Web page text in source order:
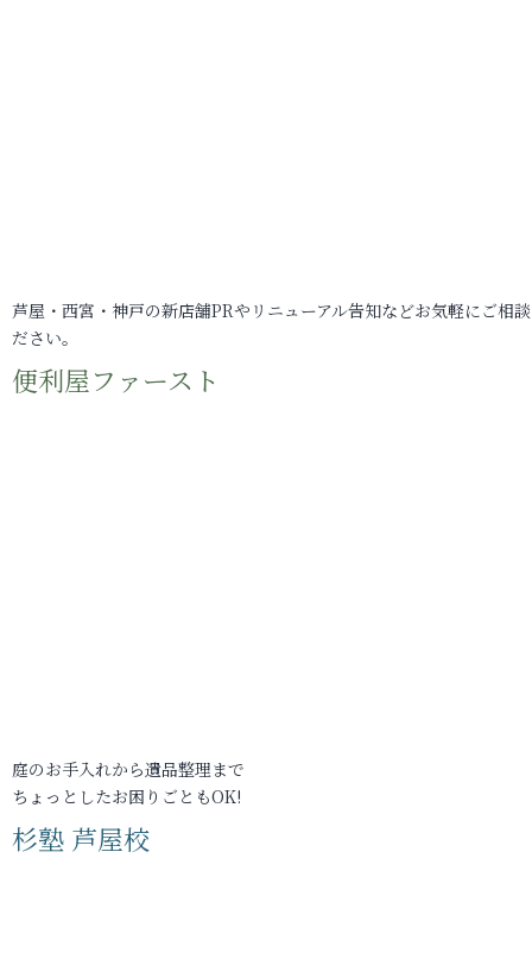
芦屋・西宮・神戸の新店舗PRやリニューアル告知などお気軽にご相
ださい。
便利屋ファースト
庭のお手入れから遺品整理まで
ちょっとしたお困りごともOK!
杉塾 芦屋校